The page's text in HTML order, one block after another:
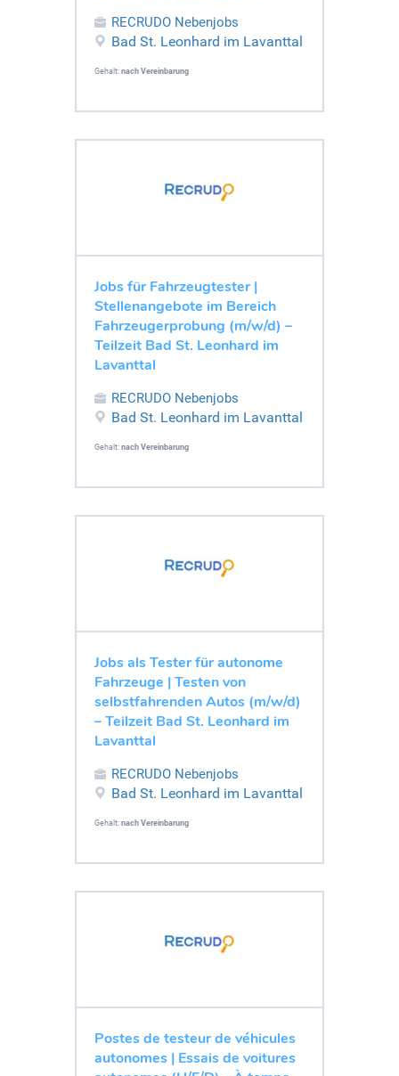
RECRUDO Nebenjobs
Bad St. Leonhard im Lavanttal
Gehalt: nach Vereinbarung
Jobs für Fahrzeugtester |
Stellenangebote im Bereich
Fahrzeugerprobung (m/w/d) –
Teilzeit Bad St. Leonhard im
Lavanttal
RECRUDO Nebenjobs
Bad St. Leonhard im Lavanttal
Gehalt: nach Vereinbarung
Jobs als Tester für autonome
Fahrzeuge | Testen von
selbstfahrenden Autos (m/w/d)
– Teilzeit Bad St. Leonhard im
Lavanttal
RECRUDO Nebenjobs
Bad St. Leonhard im Lavanttal
Gehalt: nach Vereinbarung
Postes de testeur de véhicules
autonomes | Essais de voitures